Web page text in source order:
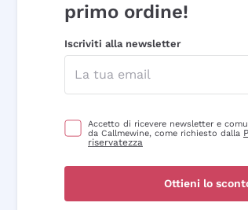
primo ordine!
Iscriviti alla newsletter
Accetto di ricevere newsletter e
da Callmewine, come richiesto dalla
riservatezza
Ottieni lo